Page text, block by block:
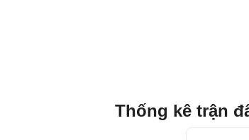
Thống kê trận